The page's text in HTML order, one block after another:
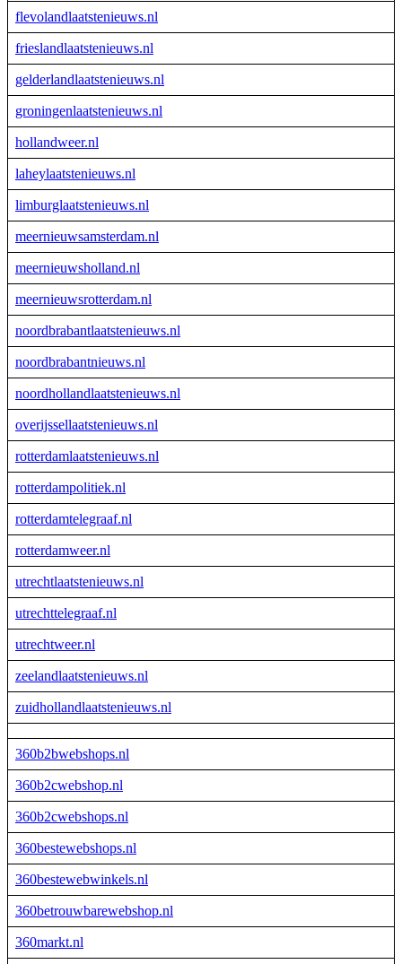
flevolandlaatstenieuws.nl
frieslandlaatstenieuws.nl
gelderlandlaatstenieuws.nl
groningenlaatstenieuws.nl
hollandweer.nl
laheylaatstenieuws.nl
limburglaatstenieuws.nl
meernieuwsamsterdam.nl
meernieuwsholland.nl
meernieuwsrotterdam.nl
noordbrabantlaatstenieuws.nl
noordbrabantnieuws.nl
noordhollandlaatstenieuws.nl
overijssellaatstenieuws.nl
rotterdamlaatstenieuws.nl
rotterdampolitiek.nl
rotterdamtelegraaf.nl
rotterdamweer.nl
utrechtlaatstenieuws.nl
utrechttelegraaf.nl
utrechtweer.nl
zeelandlaatstenieuws.nl
zuidhollandlaatstenieuws.nl
360b2bwebshops.nl
360b2cwebshop.nl
360b2cwebshops.nl
360bestewebshops.nl
360bestewebwinkels.nl
360betrouwbarewebshop.nl
360markt.nl